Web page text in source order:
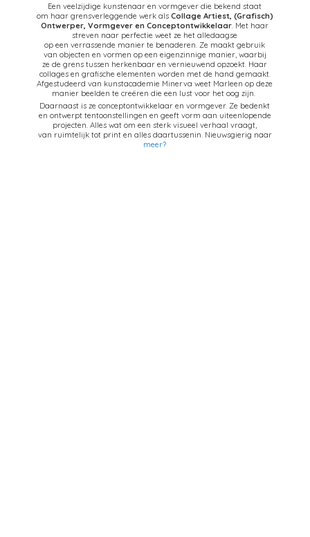
Een veelzijdige kunstenaar en vormgever die bekend staat
om haar grensverleggende werk als Collage Artiest, (Grafisch)
Ontwerper, Vormgever en Conceptontwikkelaar. Met haar
streven naar perfectie weet ze het alledaagse
op een verrassende manier te benaderen. Ze maakt gebruik
van objecten en vormen op een eigenzinnige manier, waarbij
ze de grens tussen herkenbaar en vernieuwend opzoekt. Haar
collages en grafische elementen worden met de hand gemaakt.
Afgestudeerd van kunstacademie Minerva weet Marleen op deze
manier beelden te creëren die een lust voor het oog zijn.
Daarnaast is ze conceptontwikkelaar en vormgever. Ze bedenkt
en ontwerpt tentoonstellingen en geeft vorm aan uiteenlopende
projecten. Alles wat om een sterk visueel verhaal vraagt,
van ruimtelijk tot print en alles daartussenin. Nieuwsgierig naar
meer?